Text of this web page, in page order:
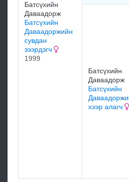
Батсүхийн
Даваадорж
Батсүхийн
Даваадоржийн
сувдан
зээрдэгч
1999
Батсүхийн
Даваадорж
Батсүхийн
хээр алагч